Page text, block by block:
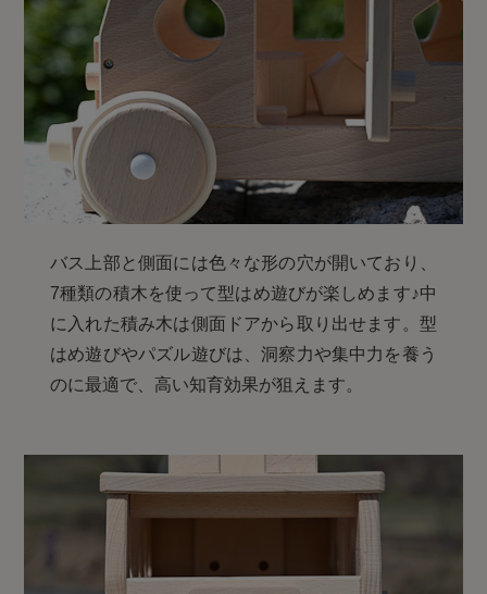
バス上部と側面には色々な形の穴が開いており、
7種類の積木を使って型はめ遊びが楽しめます♪中
に入れた積み木は側面ドアから取り出せます。型
はめ遊びやパズル遊びは、洞察力や集中力を養う
のに最適で、高い知育効果が狙えます。